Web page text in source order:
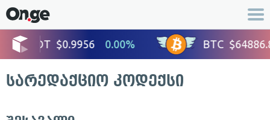
სარედაქციო კოდექსი